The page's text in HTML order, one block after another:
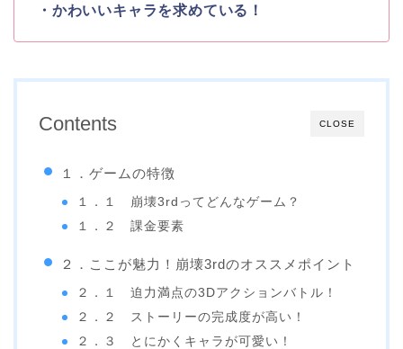
・かわいいキャラを求めている ！
CLOSE
Contents
１．ゲームの特徴
１．１ 崩壊3rdってどんなゲーム？
１．２ 課金要素
２．ここが魅力！崩壊3rdのオススメポイント
２．１ 迫力満点の3Dアクションバトル！
２．２ ストーリーの完成度が高い！
２．３ とにかくキャラが可愛い！